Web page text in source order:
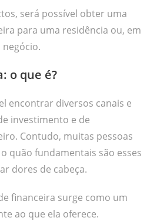
será possível obter uma
para uma residência ou, em
o que é?
encontrar diversos canais e
investimento e de
Contudo, muitas pessoas
quão fundamentais são esses
dores de cabeça.
financeira surge como um
ao que ela oferece.